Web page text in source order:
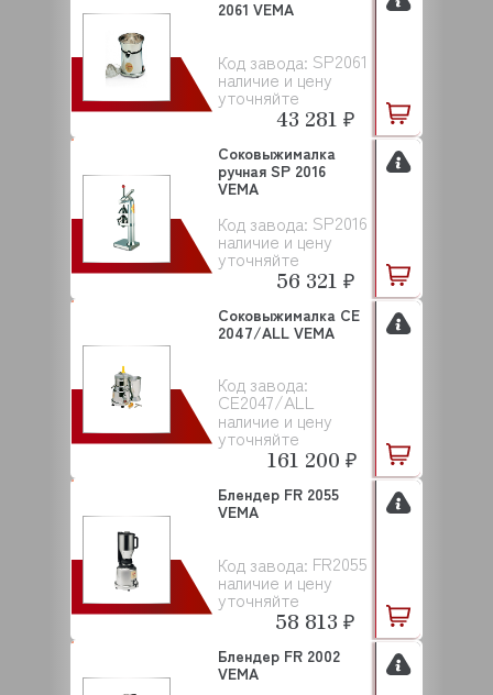
Код завода: SP2061
наличие и цену
уточняйте
2061 VEMA
43 281 ₽
Код завода: SP2016
наличие и цену
уточняйте
Соковыжималка
ручная SP 2016
VEMA
56 321 ₽
Код завода:
CE2047/ALL
наличие и цену
уточняйте
Соковыжималка CE
2047/ALL VEMA
161 200 ₽
Код завода: FR2055
наличие и цену
уточняйте
Блендер FR 2055
VEMA
58 813 ₽
Блендер FR 2002
VEMA